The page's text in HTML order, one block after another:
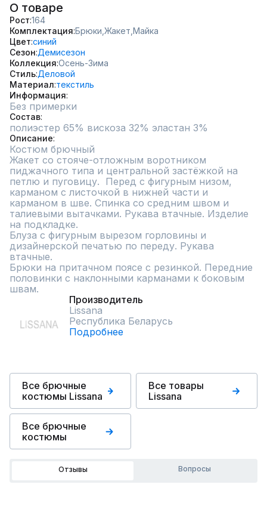
О товаре
Рост 164
Комплектация Брюки, Жакет, Майка
Цвет синий
Сезон Демисезон
Коллекция Осень-Зима
Стиль Деловой
Материал текстиль
Информация
Без примерки
Состав
полиэстер 65% вискоза 32% эластан 3%
Описание
Костюм брючный
Жакет со стояче-отложным воротником
пиджачного типа и центральной застёжкой на
петлю и пуговицу.  Перед с фигурным низом,
карманом с листочкой в нижней части и
карманом в шве. Спинка со средним швом и
талиевыми вытачками. Рукава втачные. Изделие
на подкладке.
Блуза с фигурным вырезом горловины и
дизайнерской печатью по переду. Рукава
втачные.
Брюки на притачном поясе с резинкой. Передние
половинки с наклонными карманами к боковым
швам.
Производитель
Lissana
Республика Беларусь
Подробнее
Все брючные
костюмы Lissana
Все товары
Lissana
Все брючные
костюмы
Отзывы Вопросы